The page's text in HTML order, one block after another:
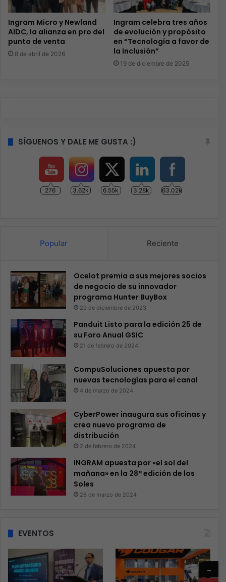
Ingram Micro y Newland
AIDC, la alianza en pro del
punto de venta
8 de abril de 2026
Ingram celebra tres años
de evolución y propósito
en “Tecnología a favor de
la Inclusión”
19 de diciembre de 2025
SÍGUENOS Y DALE ME GUSTA :)
276 3.62k 6.55k 3.28k 63.02k
Popular Reciente
Ocelot premia a sus mejores socios
de negocio de su innovador
programa Hunter BuyBox
29 de diciembre de 2023
Panduit Listo para la edición 25 de
su Foro Anual GSIC
21 de febrero de 2024
CompuSoluciones apuesta por
nuevas tecnologías para el canal
4 de marzo de 2024
CyberPower inaugura sus oficinas y
crea nuevo programa de
distribución
2 de febrero de 2024
INGRAM apuesta por «el sol del
mañana» en la 28ª edición de los
Soles
26 de marzo de 2024
EVENTOS
→